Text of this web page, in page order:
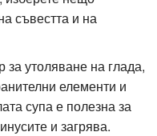
съвестта и на
утоляване на глада,
елементи и
супа е полезна за
и загрява.